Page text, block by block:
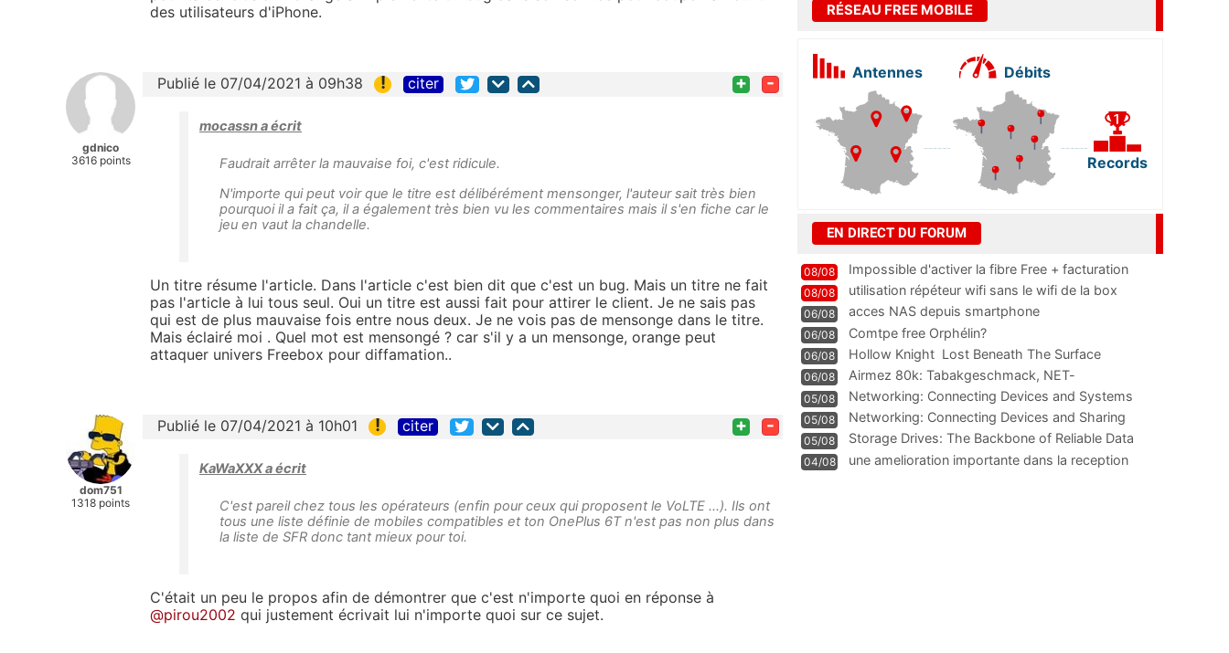
des utilisateurs d'iPhone.
gdnico
3616 points
Publié le 07/04/2021 à 09h38 ! citer + -
mocassn a écrit
Faudrait arrêter la mauvaise foi, c'est ridicule.
N'importe qui peut voir que le titre est délibérément mensonger, l'auteur sait très bien
pourquoi il a fait ça, il a également très bien vu les commentaires mais il s'en fiche car le
jeu en vaut la chandelle.
Un titre résume l'article. Dans l'article c'est bien dit que c'est un bug. Mais un titre ne fait
pas l'article à lui tous seul. Oui un titre est aussi fait pour attirer le client. Je ne sais pas
qui est de plus mauvaise fois entre nous deux. Je ne vois pas de mensonge dans le titre.
Mais éclairé moi . Quel mot est mensongé ? car s'il y a un mensonge, orange peut
attaquer univers Freebox pour diffamation..
dom751
1318 points
Publié le 07/04/2021 à 10h01 ! citer + -
KaWaXXX a écrit
C'est pareil chez tous les opérateurs (enfin pour ceux qui proposent le VoLTE ...). Ils ont
tous une liste définie de mobiles compatibles et ton OnePlus 6T n'est pas non plus dans
la liste de SFR donc tant mieux pour toi.
C'était un peu le propos afin de démontrer que c'est n'importe quoi en réponse à
@pirou2002 qui justement écrivait lui n'importe quoi sur ce sujet.
RÉSEAU FREE MOBILE
Antennes Débits
Records
EN DIRECT DU FORUM
08/08
Impossible d'activer la fibre Free + facturation
résiliation
08/08 utilisation répéteur wifi sans le wifi de la box
06/08 acces NAS depuis smartphone
06/08 Comtpe free Orphélin?
06/08 Hollow Knight  Lost Beneath The Surface
06/08
Airmez 80k: Tabakgeschmack, NET-
Technologie und Leistung im
05/08 Networking: Connecting Devices and Systems
05/08
Networking: Connecting Devices and Sharing
Information
05/08
Storage Drives: The Backbone of Reliable Data
Management
04/08
une amelioration importante dans la reception